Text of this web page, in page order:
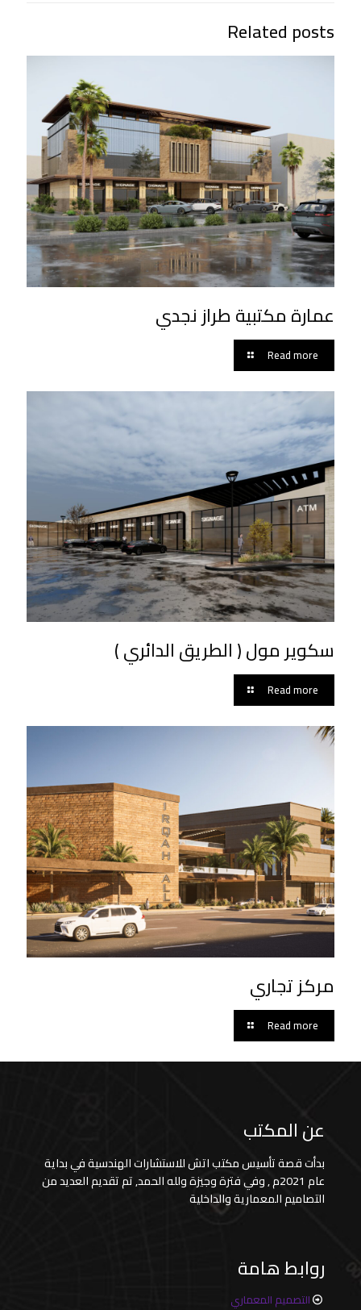
Related posts
عمارة مكتبية طراز نجدي
Read more
سكوير مول ( الطريق الدائري )
Read more
مركز تجاري
Read more
عن المكتب
بدأت قصة تأسيس مكتب اتش للاستشارات الهندسية في بداية
عام 2021م , وفي فترة وجيزة ولله الحمد, تم تقديم العديد من
التصاميم المعمارية والداخلية
روابط هامة
التصميم المعماري